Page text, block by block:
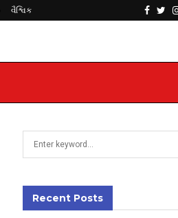
વૈશ્વિક
h
Recent Posts